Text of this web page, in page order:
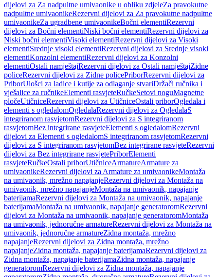
dijelovi za Za nadpultne umivaonike u obliku zdjeleZa pravokutne
nadpultne umivaonikeRezervni dijelovi za Za pravokutne nadpultne
umivaonikeZa ugradbene umivaonikeBočni elementiRezervni
dijelovi za Bočni elementiNiski bočni elementiRezervni dijelovi za
Niski bočni elementiVisoki elementiRezervni dijelovi za Visoki
elementiSrednje visoki elementiRezervni dijelovi za Srednje visoki
elementiKonzolni elementiRezervni dijelovi za Konzolni
elementiOstali namještajRezervni dijelovi za Ostali namještajZidne
policeRezervni dijelovi za Zidne policePriborRezervni dijelovi za
PriborUlošci za ladice i kutije za odlaganje stvariDržači ručnika i
vješalice za ručnikeElementi rasvjeteRučkeSetovi noguMagnetne
pločeUtičniceRezervni dijelovi za UtičniceOstali priborOgledala i
elementi s ogledalomOgledalaRezervni dijelovi za OgledalaS
integriranom rasvjetomRezervni dijelovi za S integriranom
rasvjetomBez integrirane rasvjeteElementi s ogledalomRezervni
dijelovi za Elementi s ogledalomS integriranom rasvjetomRezervni
dijelovi za S integriranom rasvjetomBez integrirane rasvjeteRezervni
dijelovi za Bez integrirane rasvjetePriborElementi
rasvjeteRučkeOstali priborUtičniceArmatureArmature za
umivaonikeRezervni dijelovi za Armature za umivaonikeMontaža
na umivaonik, mrežno napajanjeRezervni dijelovi za Montaža na
umivaonik, mrežno napajanjeMontaža na umivaonik, napajanje
baterijamaRezervni dijelovi za Montaža na umivaonik, napajanje
baterijamaMontaža na umivaonik, napajanje generatoromRezervni
dijelovi za Montaža na umivaonik, napajanje generatoromMontaža
na umivaonik, jednoručne armatureRezervni dijelovi za Montaža na
umivaonik, jednoručne armatureZidna montaža, mrežno
napajanjeRezervni dijelovi za Zidna montaža, mrežno
napajanjeZidna montaža, napajanje baterijamaRezervni dijelovi za
Zidna montaža, napajanje baterijamaZidna montaža, napajanje
generatoromRezervni dijelovi za Zidna montaža, napajanje